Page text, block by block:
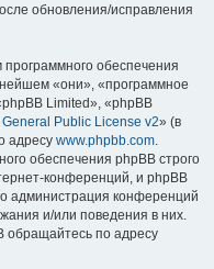
обновления/исправления
обеспечения
«они», «программное
Limited», «phpBB
Public License v2» (в
адресу www.phpbb.com.
обеспечения phpBB строго
конференций, и phpBB
администрация конференций
и/или поведения в них.
обращайтесь по адресу